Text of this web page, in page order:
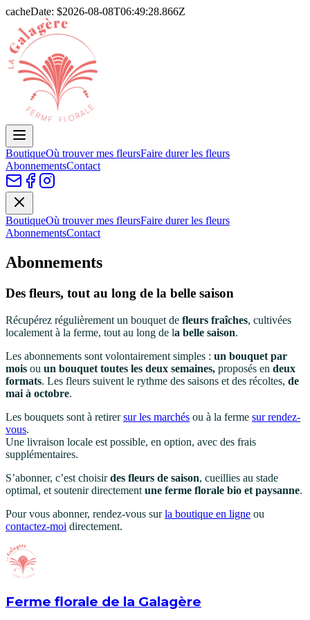
cacheDate: $2026-08-08T06:49:28.866Z
BoutiqueOù trouver mes fleursFaire durer les fleurs
AbonnementsContact
BoutiqueOù trouver mes fleursFaire durer les fleurs
AbonnementsContact
Abonnements
Des fleurs, tout au long de la belle saison
Récupérez régulièrement un bouquet de fleurs fraîches, cultivées
localement à la ferme, tout au long de la belle saison.
Les abonnements sont volontairement simples : un bouquet par
mois ou un bouquet toutes les deux semaines, proposés en deux
formats. Les fleurs suivent le rythme des saisons et des récoltes, de
mai à octobre.
Les bouquets sont à retirersur les marchés ou à la ferme sur rendez-
vous.
Une livraison locale est possible, en option, avec des frais
supplémentaires.
S’abonner, c’est choisirdes fleurs de saison, cueillies au stade
optimal, et soutenir directement une ferme florale bio et paysanne.
Pour vous abonner, rendez-vous surla boutique en ligne ou
contactez-moi directement.
Ferme florale de la Galagère